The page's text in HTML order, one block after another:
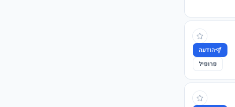
הודעה
פרופיל